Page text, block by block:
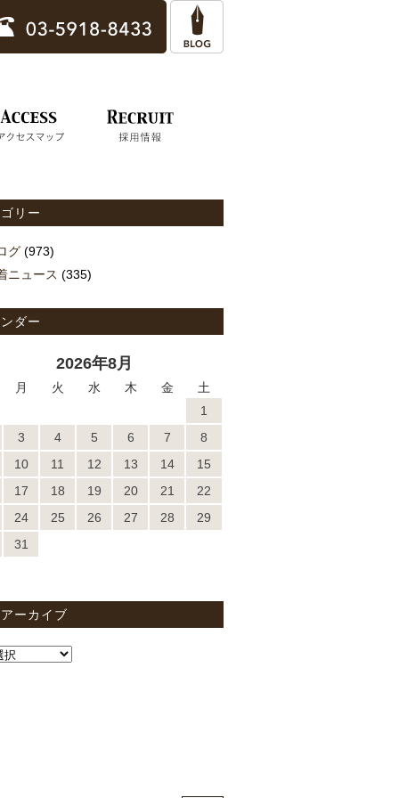
リー
グ (973)
ニュース (335)
ダー
2026年8月
月 火 水 木 金
土
1
3
4 5 6 7
8
10
11 12 13 14
15
17
18 19 20 21
22
24
25 26 27 28
29
31
ーカイブ